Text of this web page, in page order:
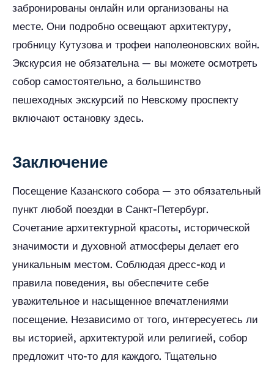
забронированы онлайн или организованы на
месте. Они подробно освещают архитектуру,
гробницу Кутузова и трофеи наполеоновских войн.
Экскурсия не обязательна — вы можете осмотреть
собор самостоятельно, а большинство
пешеходных экскурсий по Невскому проспекту
включают остановку здесь.
Заключение
Посещение Казанского собора — это обязательный
пункт любой поездки в Санкт-Петербург.
Сочетание архитектурной красоты, исторической
значимости и духовной атмосферы делает его
уникальным местом. Соблюдая дресс-код и
правила поведения, вы обеспечите себе
уважительное и насыщенное впечатлениями
посещение. Независимо от того, интересуетесь ли
вы историей, архитектурой или религией, собор
предложит что-то для каждого. Тщательно